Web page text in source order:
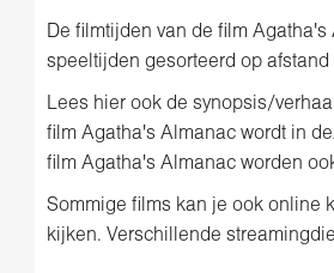
De filmtijden van de film
speeltijden gesorteerd op afstand
Lees hier ook de synopsis/
film Agatha's Almanac wordt in
film Agatha's Almanac worden
Sommige films kan je ook online
kijken. Verschillende